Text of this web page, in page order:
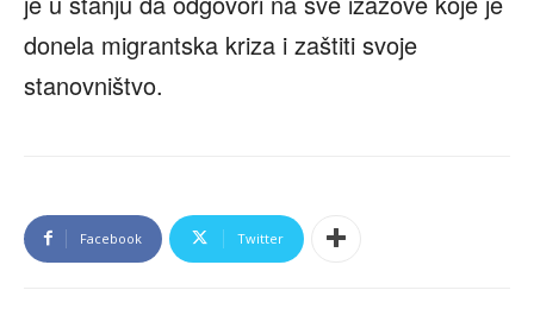
donela migrantska kriza i zaštiti svoje
stanovništvo.
Facebook Twitter